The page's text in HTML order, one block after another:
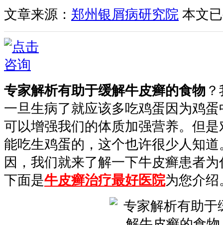
文章来源： 郑州银屑病研究院 本文
专家解析有助于缓解牛皮癣的食物
一旦生病了就应该多吃鸡蛋因为鸡
可以增强我们的体质加强营养。但
能吃生鸡蛋的，这个也许很少人知
因，我们就来了解一下牛皮癣患者
下面是牛皮癣治疗最好医院为您介绍